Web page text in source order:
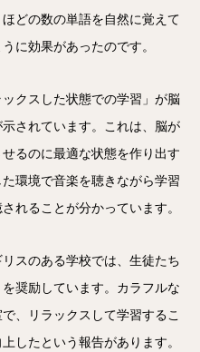
どの数の単語を自然に覚えて
に効果があったのです。
クスした状態での学習」が脳
されています。これは、脳が
るのに最適な状態を作り出す
環境で音楽を聴きながら学習
れることが分かっています。
スのある学校では、生徒たち
奨励しています。カラフルな
、リラックスして学習するこ
したという報告があります。